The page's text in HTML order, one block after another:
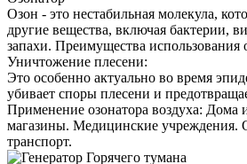
Озон - это нестабильная молекула,
другие вещества, включая бактерии,
запахи. Преимущества использования
Уничтожение плесени:
Это особенно актуально во время
убивает споры плесени и
Применение озонатора воздуха:
магазины. Медицинские учреждения.
транспорт.